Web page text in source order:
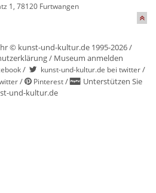
1, 78120 Furtwangen
© kunst-und-kultur.de 1995-2026 /
/ Museum anmelden
/ kunst-und-kultur.de bei twitter/
/ Pinterest/
Unterstützen Sie
und-kultur.de